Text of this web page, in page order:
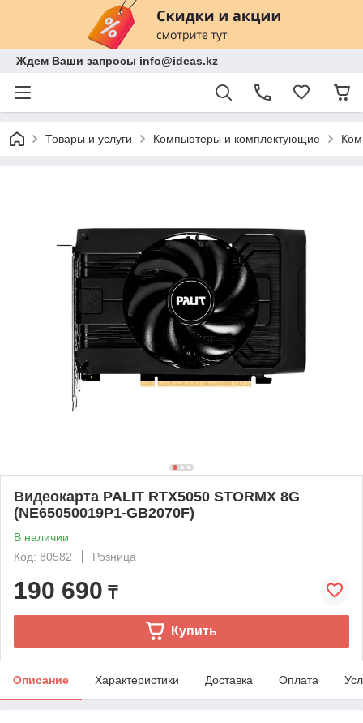
Ждем Ваши запросы info@ideas.kz
Товары и услуги Компьютеры и комплектующие
Видеокарта PALIT RTX5050 STORMX 8G
(NE65050019P1-GB2070F)
В наличии
Код: 80582
Розница
190 690 ₸
Купить
Описание Характеристики Доставка Оплата